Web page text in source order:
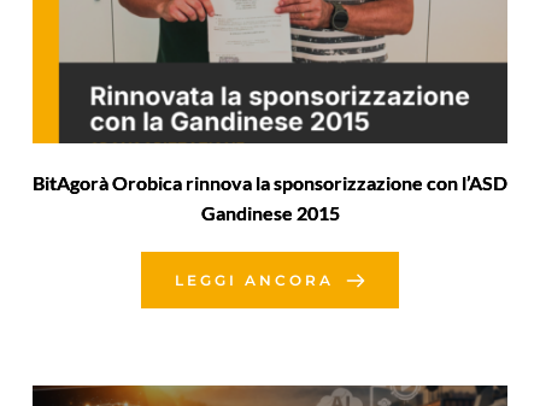
BitAgorà Orobica rinnova la sponsorizzazione con l’ASD
Gandinese 2015
LEGGI ANCORA